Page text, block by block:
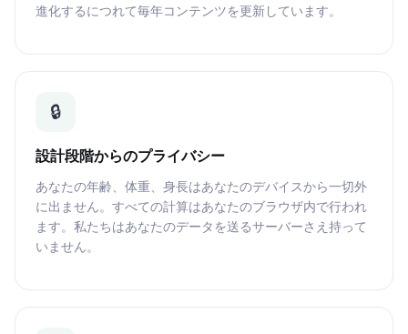
進化するにつれて毎年コンテンツを更新しています。
🔒
設計段階からのプライバシー
あなたの年齢、体重、身長はあなたのデバイスから一切外
に出ません。すべての計算はあなたのブラウザ内で行われ
ます。私たちはあなたのデータを送るサーバーさえ持って
いません。